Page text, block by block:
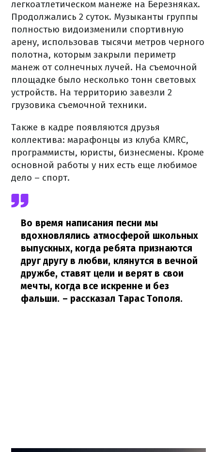
легкоатлетическом манеже на Березняках.
Продолжались 2 суток. Музыканты группы
полностью видоизменили спортивную
арену, использовав тысячи метров черного
полотна, которым закрыли периметр
манеж от солнечных лучей. На съемочной
площадке было несколько тонн световых
устройств. На территорию завезли 2
грузовика съемочной техники.
Также в кадре появляются друзья
коллектива: марафонцы из клуба KMRC,
программисты, юристы, бизнесмены. Кроме
основной работы у них есть еще любимое
дело – спорт.
Во время написания песни мы
вдохновлялись атмосферой школьных
выпускных, когда ребята признаются
друг другу в любви, клянутся в вечной
дружбе, ставят цели и верят в свои
мечты, когда все искренне и без
фальши. – рассказал Тарас Тополя.